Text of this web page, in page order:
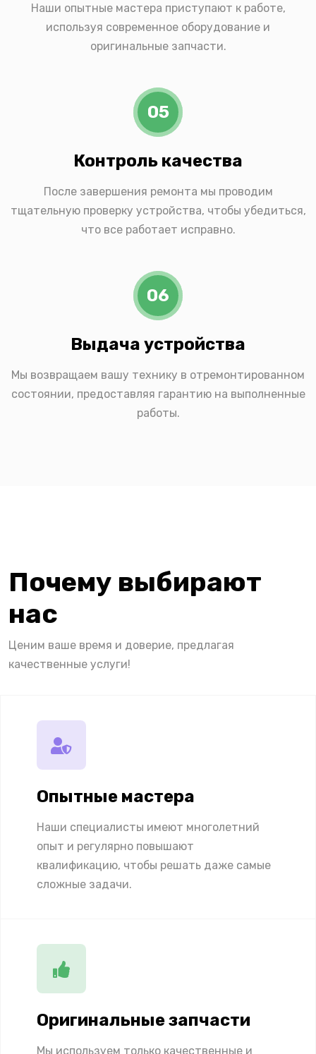
Наши опытные мастера приступают к работе,
используя современное оборудование и
оригинальные запчасти.
05
Контроль качества
После завершения ремонта мы проводим
тщательную проверку устройства, чтобы убедиться,
что все работает исправно.
06
Выдача устройства
Мы возвращаем вашу технику в отремонтированном
состоянии, предоставляя гарантию на выполненные
работы.
Почему выбирают
нас
Ценим ваше время и доверие, предлагая
качественные услуги!
Опытные мастера
Наши специалисты имеют многолетний
опыт и регулярно повышают
квалификацию, чтобы решать даже самые
сложные задачи.
Оригинальные запчасти
Мы используем только качественные и